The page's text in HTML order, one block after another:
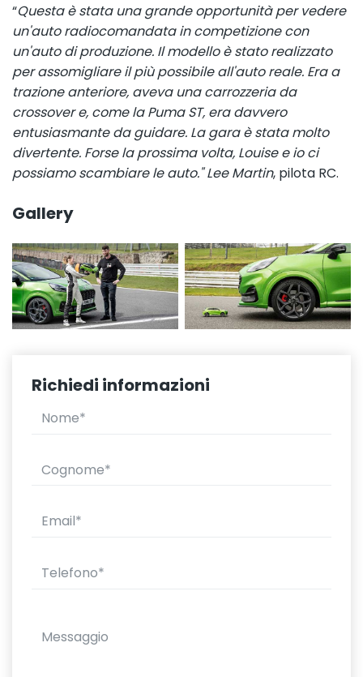
“Questa è stata una grande opportunità per vedere
un'auto radiocomandata in competizione con
un'auto di produzione. Il modello è stato realizzato
per assomigliare il più possibile all'auto reale. Era a
trazione anteriore, aveva una carrozzeria da
crossover e, come la Puma ST, era davvero
entusiasmante da guidare. La gara è stata molto
divertente. Forse la prossima volta, Louise e io ci
possiamo scambiare le auto." Lee Martin, pilota RC.
Gallery
Richiedi informazioni